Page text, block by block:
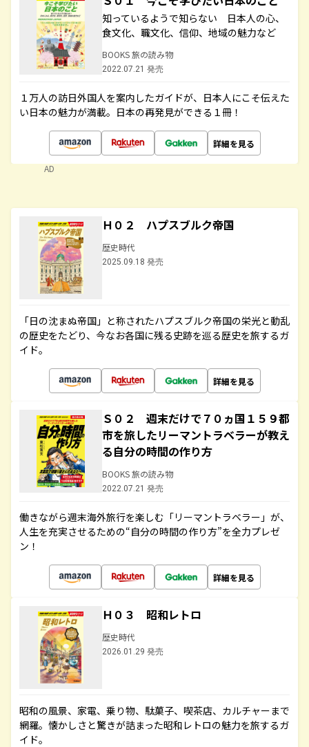
知っているようで知らない 日本人の心、
食文化、職文化、信仰、地域の魅力など
BOOKS 旅の読み物
2022.07.21 発売
１万人の訪日外国人を案内したガイドが、日本人にこそ伝えた
い日本の魅力が満載。日本の再発見ができる１冊！
詳細を見る
AD
Ｈ０２ ハプスブルク帝国
歴史時代
2025.09.18 発売
「日の沈まぬ帝国」と称されたハプスブルク帝国の栄光と動乱
の歴史をたどり、今なお各国に残る史跡を巡る歴史を旅するガ
イド。
詳細を見る
Ｓ０２ 週末だけで７０ヵ国１５９都
市を旅したリーマントラベラーが教え
る自分の時間の作り方
BOOKS 旅の読み物
2022.07.21 発売
働きながら週末海外旅行を楽しむ「リーマントラベラー」が、
人生を充実させるための“自分の時間の作り方”を全力プレゼ
ン！
詳細を見る
Ｈ０３ 昭和レトロ
歴史時代
2026.01.29 発売
昭和の風景、家電、乗り物、駄菓子、喫茶店、カルチャーまで
網羅。懐かしさと驚きが詰まった昭和レトロの魅力を旅するガ
イド。